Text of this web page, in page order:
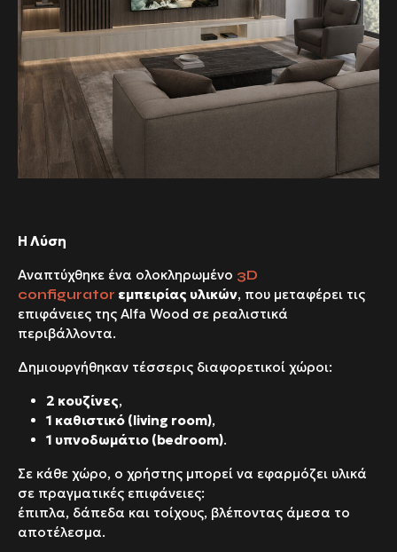
Η Λύση
Αναπτύχθηκε ένα ολοκληρωμένο 3D
configurator εμπειρίας υλικών, που μεταφέρει τις
επιφάνειες της Alfa Wood σε ρεαλιστικά
περιβάλλοντα.
Δημιουργήθηκαν τέσσερις διαφορετικοί χώροι:
2 κουζίνες,
1 καθιστικό (living room),
1 υπνοδωμάτιο (bedroom).
Σε κάθε χώρο, ο χρήστης μπορεί να εφαρμόζει υλικά
σε πραγματικές επιφάνειες:
έπιπλα, δάπεδα και τοίχους, βλέποντας άμεσα το
αποτέλεσμα.